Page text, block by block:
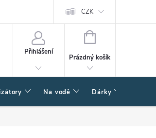
CZK
Přihlášení
NÁKUPNÍ
Prázdný košík
Na vodě Dárky